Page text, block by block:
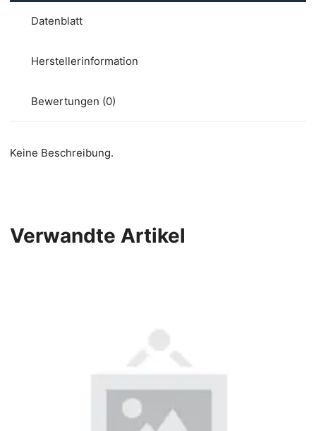
Datenblatt
Herstellerinformation
Bewertungen (0)
Keine Beschreibung.
Verwandte Artikel